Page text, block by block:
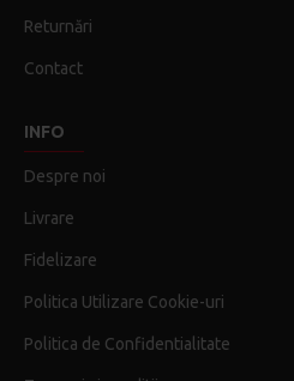
Returnări
Contact
INFO
Despre noi
Livrare
Fidelizare
Politica Utilizare Cookie-uri
Politica de Confidentialitate